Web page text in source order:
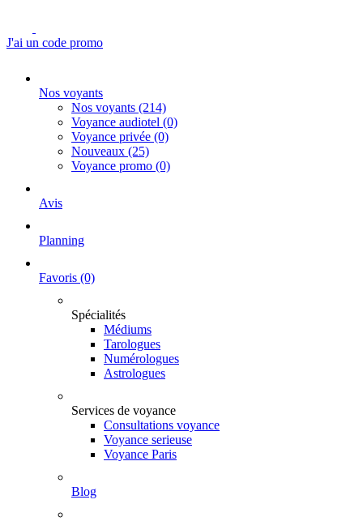
J'ai un code promo
Nos voyants
Nos voyants (214)
Voyance audiotel (0)
Voyance privée (0)
Nouveaux (25)
Voyance promo (0)
Avis
Planning
Favoris (0)
Spécialités
Médiums
Tarologues
Numérologues
Astrologues
Services de voyance
Consultations voyance
Voyance serieuse
Voyance Paris
Blog